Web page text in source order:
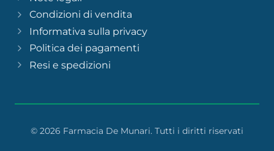
Condizioni di vendita
Informativa sulla privacy
Politica dei pagamenti
Resi e spedizioni
© 2026 Farmacia De Munari. Tutti i diritti riservati